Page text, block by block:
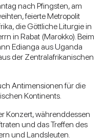
nach Pfingsten, am
feierte Metropolit
die Göttliche Liturgie in
in Rabat (Marokko). Beim
Edianga aus Uganda
der Zentralafrikanischen
Antimensionen für die
Kontinents.
Konzert, währenddessen
und das Treffen des
und Landsleuten.